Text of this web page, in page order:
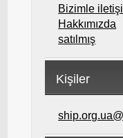
Bizimle
Hakkımızda
satılmış
Kişiler